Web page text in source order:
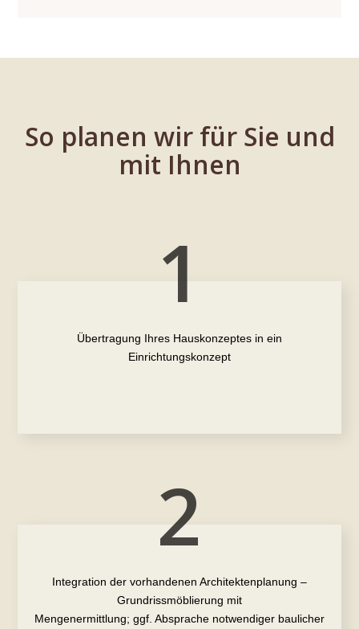
So planen wir für Sie und
mit Ihnen
1
Übertragung Ihres Hauskonzeptes in ein
Einrichtungskonzept
2
Integration der vorhandenen Architektenplanung –
Grundrissmöblierung mit
Mengenermittlung; ggf. Absprache notwendiger baulicher